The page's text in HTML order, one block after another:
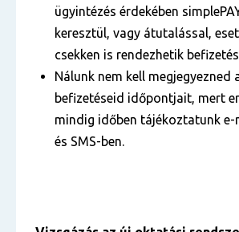
ügyintézés érdekében
keresztül, vagy átutalással,
csekken is rendezhetik
Nálunk nem kell megjegyezned
befizetéseid időpontjait, mert
mindig időben tájékoztatunk e-
és SMS-ben.